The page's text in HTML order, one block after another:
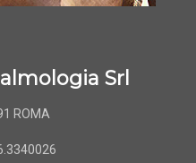
Srl
ROMA